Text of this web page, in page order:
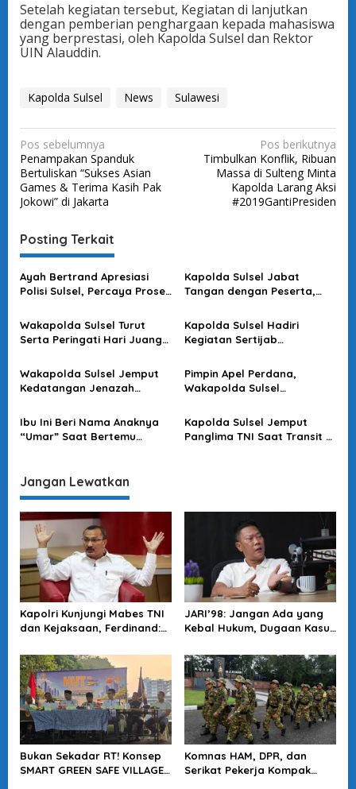
Setelah kegiatan tersebut, Kegiatan di lanjutkan
dengan pemberian penghargaan kepada mahasiswa
yang berprestasi, oleh Kapolda Sulsel dan Rektor
UIN Alauddin.
Kapolda Sulsel News Sulawesi
N
a
v
i
g
a
s
i
p
o
s
Pos sebelumnya
Penampakan Spanduk
Bertuliskan “Sukses Asian
Games & Terima Kasih Pak
Jokowi” di Jakarta
Pos berikutnya
Timbulkan Konflik, Ribuan
Massa di Sulteng Minta
Kapolda Larang Aksi
#2019GantiPresiden
Posting Terkait
Ayah Bertrand Apresiasi
Polisi Sulsel, Percaya Proses
Kapolda Sulsel Jabat
Tangan dengan Peserta,
Wakapolda Sulsel Turut
Serta Peringati Hari Juang
Kapolda Sulsel Hadiri
Kegiatan Sertijab
AU Sultan Hasanuddin
Wakapolda Sulsel Jemput
Kedatangan Jenazah
Sultan Hasanuddin
Pimpin Apel Perdana,
Wakapolda Sulsel
Ibu Ini Beri Nama Anaknya
“Umar” Saat Bertemu
Kapolda Sulsel Jemput
Panglima TNI Saat Transit Di
Jangan Lewatkan
Kapolri Kunjungi Mabes TNI
dan Kejaksaan, Ferdinand:
Soliditas Antar Lembaga
JARI’98: Jangan Ada yang
Kebal Hukum, Dugaan Kasus
Tuntas
Bukan Sekadar RT! Konsep
SMART GREEN SAFE VILLAGE
Komnas HAM, DPR, dan
Serikat Pekerja Kompak